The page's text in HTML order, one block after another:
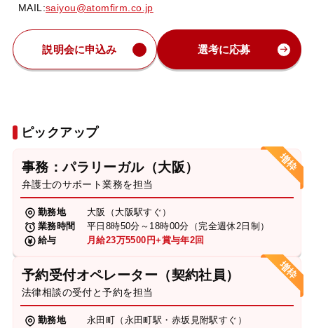
MAIL:saiyou@atomfirm.co.jp
説明会に申込み 選考に応募
ピックアップ
事務：パラリーガル（大阪）
弁護士のサポート業務を担当
勤務地
大阪（大阪駅すぐ）
業務時間
平日8時50分～18時00分（完全週休2日制）
給与
月給23万5500円+賞与年2回
予約受付オペレーター（契約社員）
法律相談の受付と予約を担当
勤務地
永田町（永田町駅・赤坂見附駅すぐ）